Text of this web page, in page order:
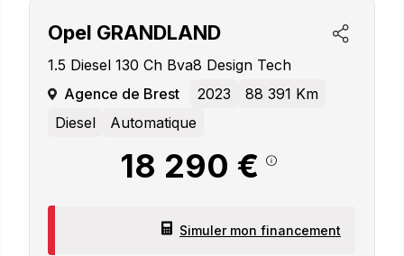
Opel GRANDLAND
1.5 Diesel 130 Ch Bva8 Design Tech
Agence de Brest
2023
88 391 Km
Diesel
Automatique
18 290 €
Simuler mon financement